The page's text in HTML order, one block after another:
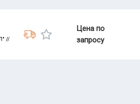
//
Цена по
запросу